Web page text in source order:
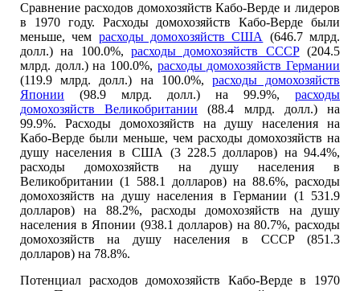
Сравнение расходов домохозяйств Кабо-Верде и лидеров
в 1970 году. Расходы домохозяйств Кабо-Верде были
меньше, чем расходы домохозяйств США
(646.7 млрд.
долл.) на 100.0%, расходы домохозяйств СССР(204.5
млрд. долл.) на 100.0%, расходы домохозяйств Германии
(119.9 млрд. долл.) на 100.0%, расходы домохозяйств
Японии (98.9 млрд. долл.) на 99.9%, расходы
домохозяйств Великобритании (88.4 млрд. долл.) на
99.9%. Расходы домохозяйств на душу населения на
Кабо-Верде были меньше, чем расходы домохозяйств на
душу населения в США (3 228.5 долларов) на 94.4%,
расходы домохозяйств на душу населения в
Великобритании (1 588.1 долларов) на 88.6%, расходы
домохозяйств на душу населения в Германии (1 531.9
долларов) на 88.2%, расходы домохозяйств на душу
населения в Японии (938.1 долларов) на 80.7%, расходы
домохозяйств на душу населения в СССР (851.3
долларов) на 78.8%.
Потенциал расходов домохозяйств Кабо-Верде в 1970